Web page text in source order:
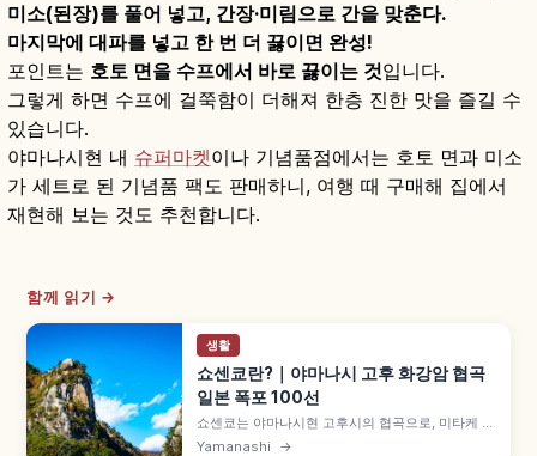
미소(된장)를 풀어 넣고, 간장·미림으로 간을 맞춘다.
마지막에 대파를 넣고 한 번 더 끓이면 완성!
포인트는 호토 면을 수프에서 바로 끓이는 것입니다.
그렇게 하면 수프에 걸쭉함이 더해져 한층 진한 맛을 즐길 수
있습니다.
야마나시현 내 슈퍼마켓이나 기념품점에서는 호토 면과 미소
가 세트로 된 기념품 팩도 판매하니, 여행 때 구매해 집에서
재현해 보는 것도 추천합니다.
함께 읽기 →
생활
쇼센쿄란?｜야마나시 고후 화강암 협곡
일본 폭포 100선
쇼센쿄는 야마나시현 고후시의 협곡으로, 미타케 쇼
센쿄로도 불리는 일본 국가 특별명승입니다. 거대
Yamanashi →